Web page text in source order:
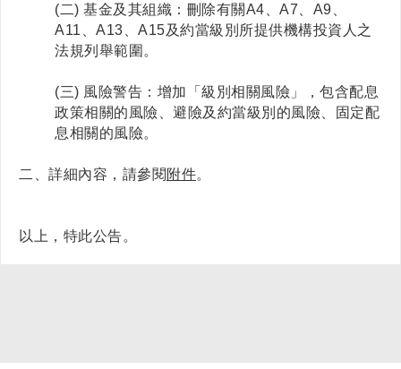
(二) 基金及其組織：刪除有關A4、A7、A9、
A11、A13、A15及約當級別所提供機構投資人之
法規列舉範圍。
(三) 風險警告：增加「級別相關風險」，包含配息
政策相關的風險、避險及約當級別的風險、固定配
息相關的風險。
二、詳細內容，請參閱 附件。
以上，特此公告。